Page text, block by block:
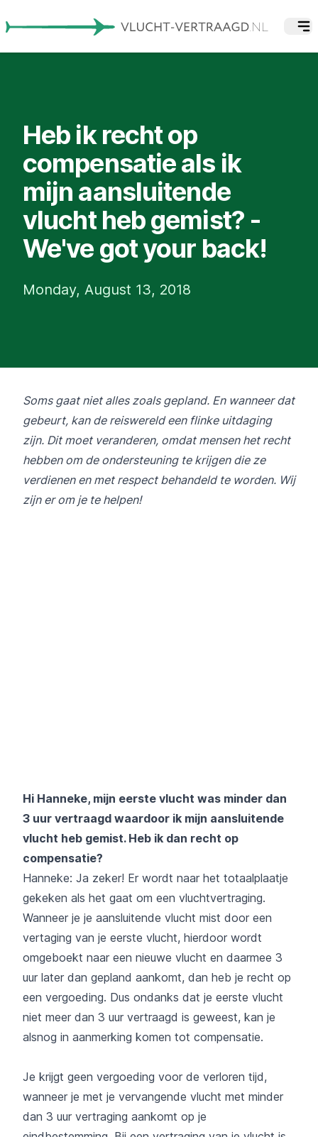
Heb ik recht op
compensatie als ik
mijn aansluitende
vlucht heb gemist? -
We've got your back!
Monday, August 13, 2018
Soms gaat niet alles zoals gepland. En wanneer dat
gebeurt, kan de reiswereld een flinke uitdaging
zijn. Dit moet veranderen, omdat mensen het recht
hebben om de ondersteuning te krijgen die ze
verdienen en met respect behandeld te worden. Wij
zijn er om je te helpen!
Hi Hanneke, mijn eerste vlucht was minder dan
3 uur vertraagd waardoor ik mijn aansluitende
vlucht heb gemist. Heb ik dan recht op
compensatie?
Hanneke: Ja zeker! Er wordt naar het totaalplaatje
gekeken als het gaat om een vluchtvertraging.
Wanneer je je aansluitende vlucht mist door een
vertaging van je eerste vlucht, hierdoor wordt
omgeboekt naar een nieuwe vlucht en daarmee 3
uur later dan gepland aankomt, dan heb je recht op
een vergoeding. Dus ondanks dat je eerste vlucht
niet meer dan 3 uur vertraagd is geweest, kan je
alsnog in aanmerking komen tot compensatie.
Je krijgt geen vergoeding voor de verloren tijd,
wanneer je met je vervangende vlucht met minder
dan 3 uur vertraging aankomt op je